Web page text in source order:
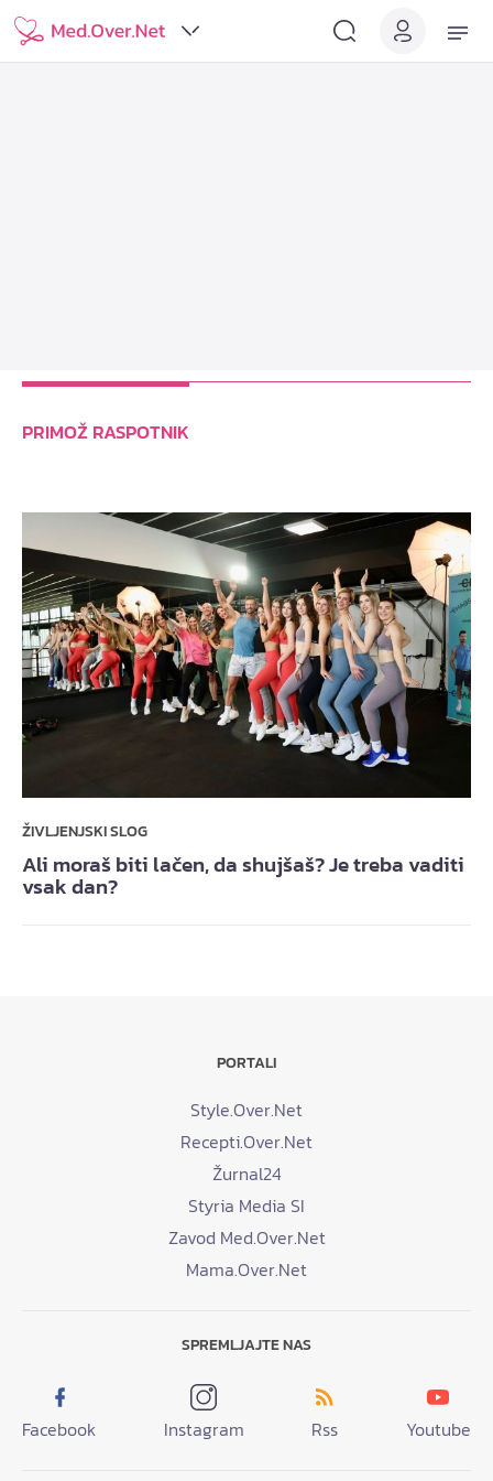
PRIMOŽ RASPOTNIK
ŽIVLJENJSKI SLOG
Ali moraš biti lačen, da shujšaš? Je treba vaditi
vsak dan?
PORTALI
Style.Over.Net
Recepti.Over.Net
Žurnal24
Styria Media SI
Zavod Med.Over.Net
Mama.Over.Net
SPREMLJAJTE NAS
Facebook Instagram Rss Youtube